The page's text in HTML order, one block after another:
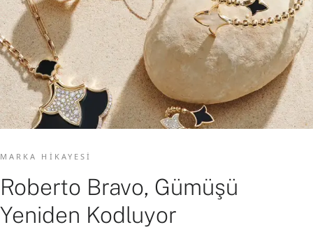
MARKA HIKAYESI
Roberto Bravo, Gümüşü
Yeniden Kodluyor